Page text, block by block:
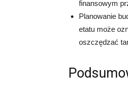
finansowym
Planowanie
etatu może
oszczędzać